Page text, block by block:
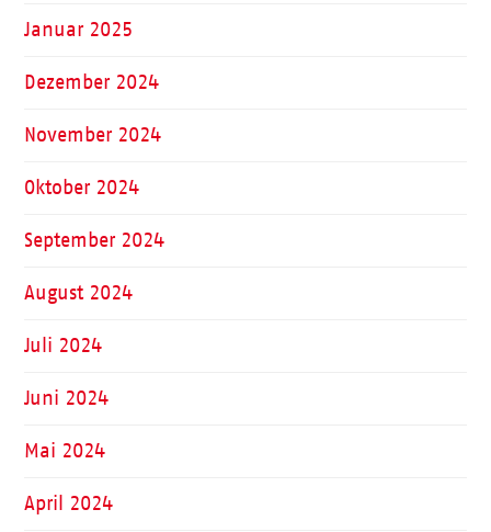
Januar 2025
Dezember 2024
November 2024
Oktober 2024
September 2024
August 2024
Juli 2024
Juni 2024
Mai 2024
April 2024